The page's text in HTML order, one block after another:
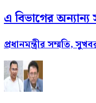
এ বিভাগের অন্যান্য
প্রধানমন্ত্রীর সম্মতি,